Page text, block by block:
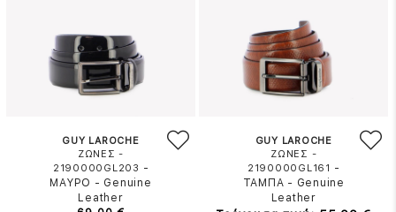
GUY LAROCHE
ΖΩΝΕΣ -
2190000GL203 -
ΜΑΥΡΟ - Genuine
Leather
GUY LAROCHE
ΖΩΝΕΣ -
2190000GL161 -
ΤΑΜΠΑ - Genuine
Leather